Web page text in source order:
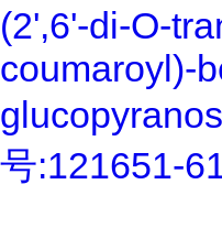
(2',6'-di-O-
coumaroyl)-
号:121651-